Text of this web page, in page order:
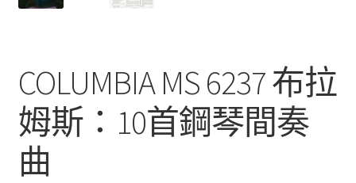
COLUMBIA MS 6237 布拉
姆斯：10首鋼琴間奏
曲